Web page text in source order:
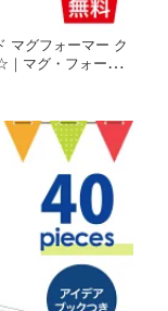
マグフォーマー ク
｜マグ・フォーマ
ック 磁石 パズル